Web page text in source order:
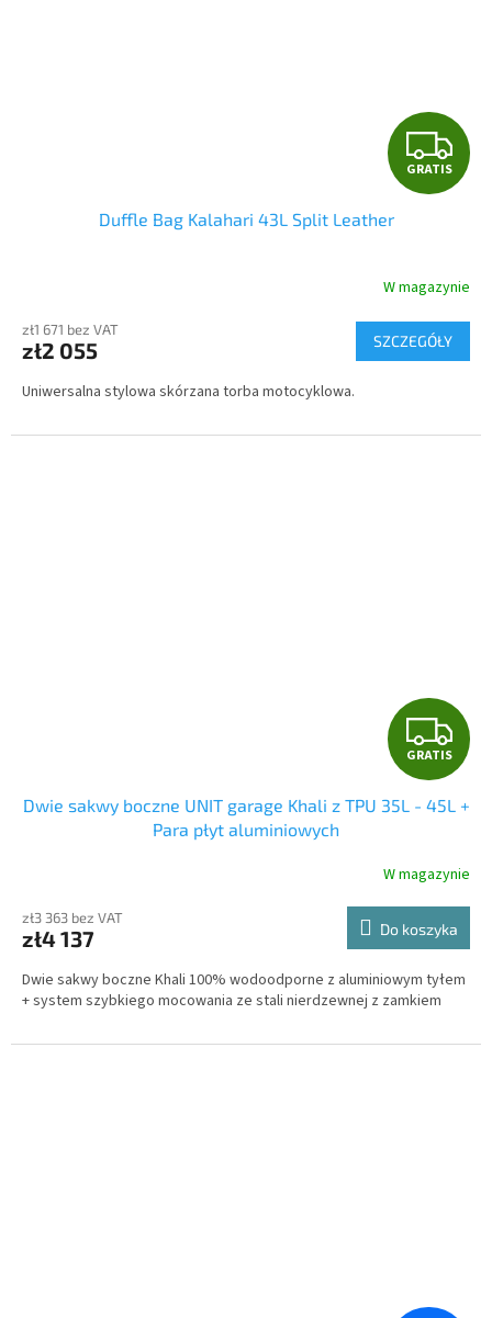
G
R
T
I
S
GRATIS
Duffle Bag Kalahari 43L Split Leather
W magazynie
zł1 671 bez VAT
zł2 055 SZCZEGÓŁY
Uniwersalna stylowa skórzana torba motocyklowa.
G
R
A
T
I
S
GRATIS
Dwie sakwy boczne UNIT garage Khali z TPU 35L - 45L +
Para płyt aluminiowych
W magazynie
zł3 363 bez VAT
zł4 137 Do koszyka
Dwie sakwy boczne Khali 100% wodoodporne z aluminiowym tyłem
+ system szybkiego mocowania ze stali nierdzewnej z zamkiem